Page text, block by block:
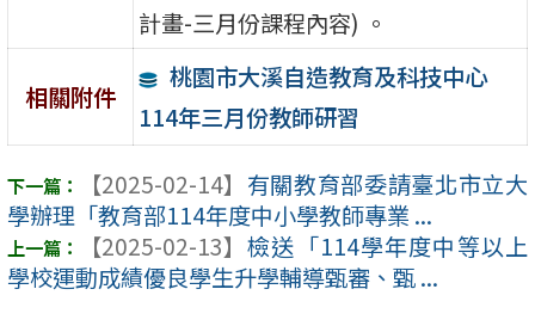
計畫-三月份課程內容) 。
相關附件
桃園市大溪自造教育及科技中心
114年三月份教師研習
【2025-02-14】 有關教育部委請臺北市立大
學辦理「教育部114年度中小學教師專業 ...
【2025-02-13】 檢送「114學年度中等以上
學校運動成績優良學生升學輔導甄審、甄 ...